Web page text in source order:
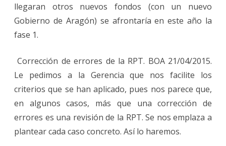
llegaran otros nuevos fondos (con un nuevo
Gobierno de Aragón) se afrontaría en este año la
fase 1.
Corrección de errores de la RPT. BOA 21/04/2015.
Le pedimos a la Gerencia que nos facilite los
criterios que se han aplicado, pues nos parece que,
en algunos casos, más que una corrección de
errores es una revisión de la RPT. Se nos emplaza a
plantear cada caso concreto. Así lo haremos.